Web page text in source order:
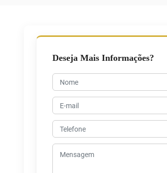
Deseja Mais Informações?